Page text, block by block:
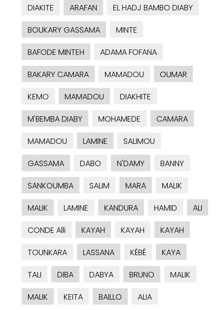
DIAKITE
ARAFAN
EL HADJ BAMBO DIABY
BOUKARY GASSAMA
MINTE
BAFODE MINTEH
ADAMA FOFANA
BAKARY CAMARA
MAMADOU
OUMAR
KEMO
MAMADOU
DIAKHITE
M'BEMBA DIABY
MOHAMEDE
CAMARA
MAMADOU
LAMINE
SALIMOU
GASSAMA
DABO N'DAMY
BANNY
SANKOUMBA
SALIM MARA
MALIK
MALIK
LAMINE KANDURA HAMID
ALI
CONDE Alli
KAYAH KAYAH
KAYAH
TOUNKARA
LASSANA KÉBÉ
KAYA
TALI
DIBA DABYA BRUNO
MALIK
MALIK
KEITA BAILLO
ALIA